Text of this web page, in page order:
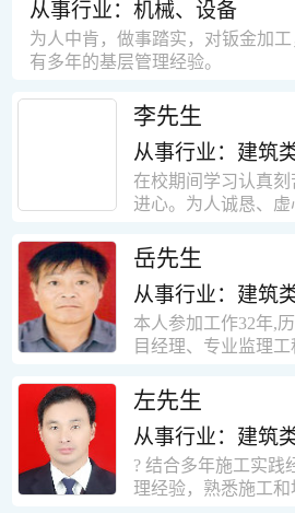
从事行业：机械、设备
为人中肯，做事踏实，对钣金加工
有多年的基层管理经验。
李先生
从事行业：建筑
在校期间学习认真
进心。为人诚恳、
思想积极上进，接
有很强的团队精神
真负责，有很强的责
实、厚重的学风。为
重。有强烈的上进心
工作学习认真踏实
心强。 性格外向
际关系和一定的组织
责、积极肯干。我有
位上发挥自己的才能
的字典中没有“放弃
岳先生
从事行业：建筑
本人参加工作32年,
目经理、专业监理
计，工程经济技术
各种岗位，组织协
适用工地管理． 本
年参加工作，至今已
年。从1978年进入本
左先生
从事行业：建筑
? 结合多年施工实践
理经验，熟悉施工